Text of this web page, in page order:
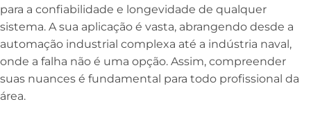
para a confiabilidade e longevidade de qualquer
sistema. A sua aplicação é vasta, abrangendo desde a
automação industrial complexa até a indústria naval,
onde a falha não é uma opção. Assim, compreender
suas nuances é fundamental para todo profissional da
área.